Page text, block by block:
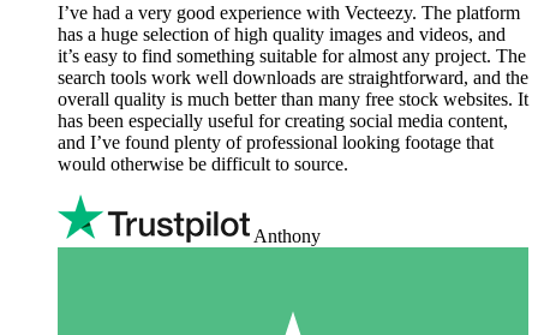
I’ve had a very good experience with Vecteezy. The platform
has a huge selection of high quality images and videos, and
it’s easy to find something suitable for almost any project. The
search tools work well downloads are straightforward, and the
overall quality is much better than many free stock websites. It
has been especially useful for creating social media content,
and I’ve found plenty of professional looking footage that
would otherwise be difficult to source.
Anthony